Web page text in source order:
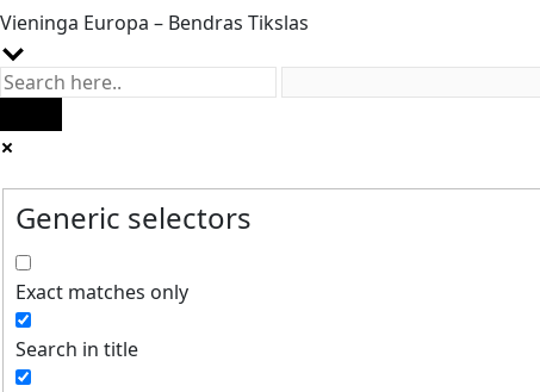
Vieninga Europa – Bendras Tikslas
Generic selectors
Exact matches only
Search in title